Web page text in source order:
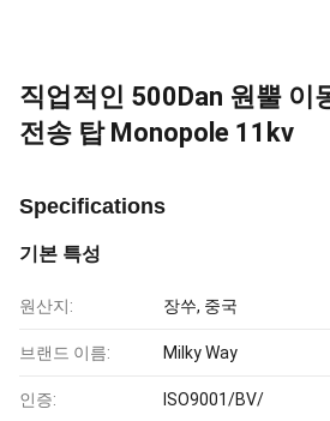
직업적인 500Dan 원뿔 이
전송 탑 Monopole 11kv
Specifications
기본 특성
원산지: 장쑤, 중국
브랜드 이름: Milky Way
인증: ISO9001/BV/